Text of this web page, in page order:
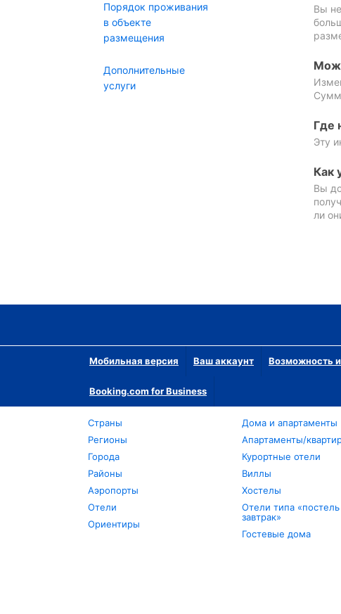
Порядок проживания
в объекте
размещения
Дополнительные
услуги
Вы
Где
Эту
Как
Вы
ли
Мобильная версия Ваш аккаунт Возможность
Booking.com for Business
Страны
Регионы
Города
Районы
Аэропорты
Отели
Ориентиры
Дома и апартаменты
Апартаменты/
Курортные отели
Виллы
Хостелы
Отели типа «постель
завтрак»
Гостевые дома